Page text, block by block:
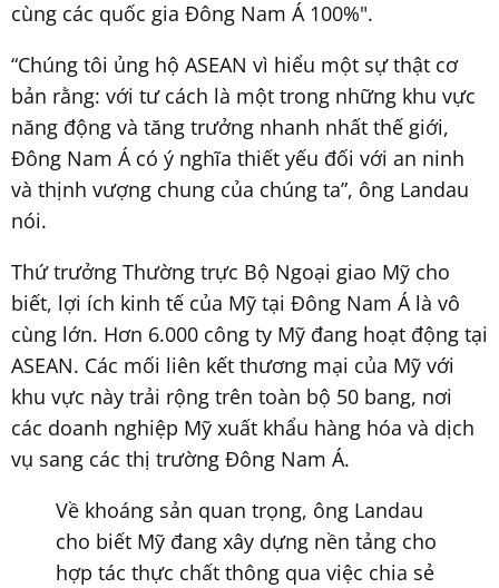
cùng các quốc gia Đông Nam Á 100%".
“Chúng tôi ủng hộ ASEAN vì hiểu một sự thật cơ
bản rằng: với tư cách là một trong những khu vực
năng động và tăng trưởng nhanh nhất thế giới,
Đông Nam Á có ý nghĩa thiết yếu đối với an ninh
và thịnh vượng chung của chúng ta”, ông Landau
nói.
Thứ trưởng Thường trực Bộ Ngoại giao Mỹ cho
biết, lợi ích kinh tế của Mỹ tại Đông Nam Á là vô
cùng lớn. Hơn 6.000 công ty Mỹ đang hoạt động tại
ASEAN. Các mối liên kết thương mại của Mỹ với
khu vực này trải rộng trên toàn bộ 50 bang, nơi
các doanh nghiệp Mỹ xuất khẩu hàng hóa và dịch
vụ sang các thị trường Đông Nam Á.
Về khoáng sản quan trọng, ông Landau
cho biết Mỹ đang xây dựng nền tảng cho
hợp tác thực chất thông qua việc chia sẻ